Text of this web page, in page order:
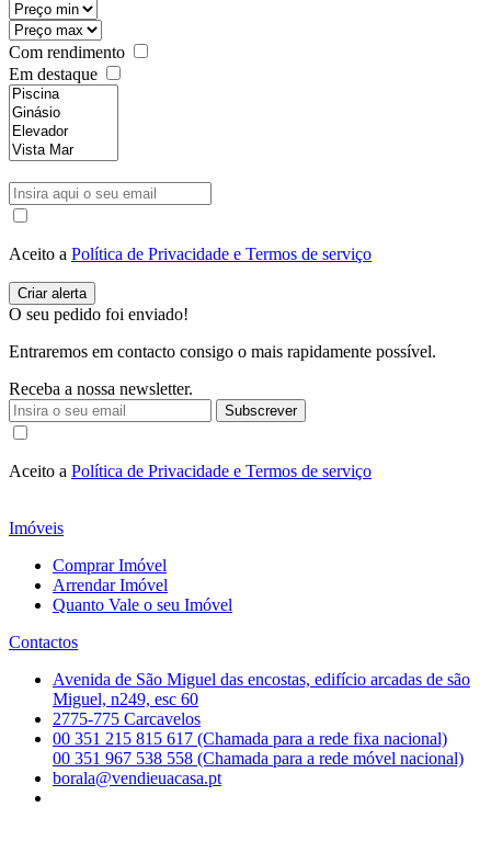
Com rendimento
Em destaque
Aceito a Política de Privacidade e Termos de serviço
O seu pedido foi enviado!
Entraremos em contacto consigo o mais rapidamente possível.
Receba a nossa newsletter.
Subscrever
Aceito a Política de Privacidade e Termos de serviço
Imóveis
Comprar Imóvel
Arrendar Imóvel
Quanto Vale o seu Imóvel
Contactos
Avenida de São Miguel das encostas, edifício arcadas de são
Miguel, n249, esc 60
2775-775 Carcavelos
00 351 215 815 617 (Chamada para a rede fixa nacional)
00 351 967 538 558 (Chamada para a rede móvel nacional)
borala@vendieuacasa.pt